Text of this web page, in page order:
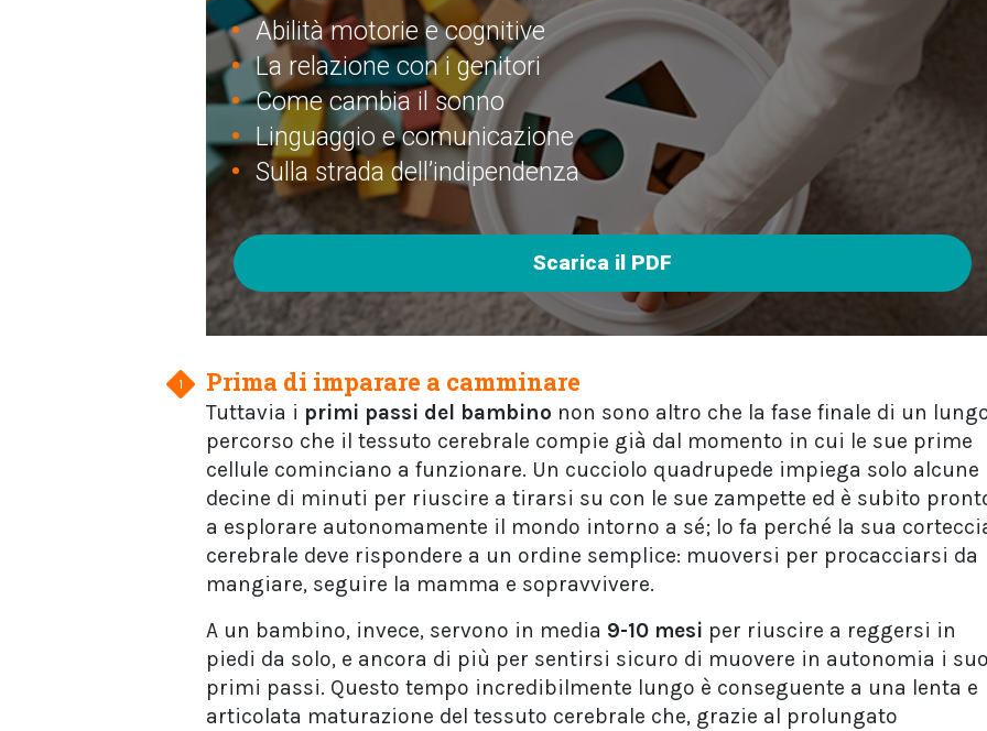
Abilità motorie e cognitive
La relazione con i genitori
Come cambia il sonno
Linguaggio e comunicazione
Sulla strada dell’indipendenza
Scarica il PDF
Prima di imparare a camminare
Tuttavia i primi passi del bambino non sono altro che la fase finale di un
percorso che il tessuto cerebrale compie già dal momento in cui le sue prime
cellule cominciano a funzionare. Un cucciolo quadrupede impiega solo alcune
decine di minuti per riuscire a tirarsi su con le sue zampette ed è subito
a esplorare autonomamente il mondo intorno a sé; lo fa perché la sua
cerebrale deve rispondere a un ordine semplice: muoversi per procacciarsi da
mangiare, seguire la mamma e sopravvivere.
A un bambino, invece, servono in media 9-10 mesi per riuscire a reggersi in
piedi da solo, e ancora di più per sentirsi sicuro di muovere in autonomia i
primi passi. Questo tempo incredibilmente lungo è conseguente a una lenta e
articolata maturazione del tessuto cerebrale che, grazie al prolungato